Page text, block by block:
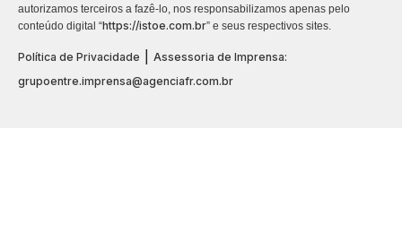
autorizamos terceiros a fazê-lo, nos responsabilizamos apenas pelo
conteúdo digital “https://istoe.com.br” e seus respectivos sites.
Política de Privacidade
Assessoria de Imprensa:
grupoentre.imprensa@agenciafr.com.br